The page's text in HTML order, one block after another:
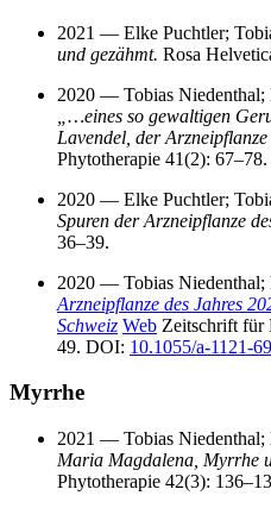
2021 — Elke Puchtler;
und gezähmt. Rosa
2020 — Tobias Niedenthal;
„…eines so gewaltigen
Lavendel, der Arzneipflanze
Phytotherapie 41(2):
2020 — Elke Puchtler;
Spuren der Arzneipflanze
36–39.
2020 — Tobias Niedenthal;
Arzneipflanze des Jahres
Schweiz Web Zeitschrift für
49. DOI: 10.1055/a-1121-
Myrrhe
2021 — Tobias Niedenthal;
Maria Magdalena, Myrrhe
Phytotherapie 42(3):